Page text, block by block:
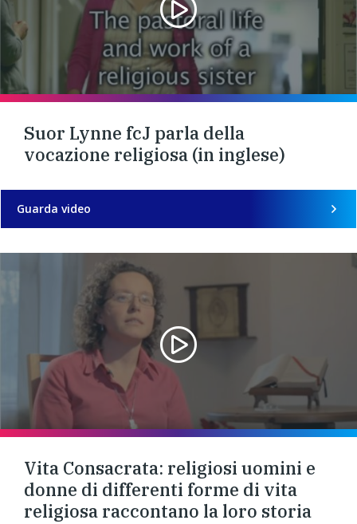
Suor Lynne fcJ parla della
vocazione religiosa (in inglese)
Guarda video
Vita Consacrata: religiosi uomini e
donne di differenti forme di vita
religiosa raccontano la loro storia